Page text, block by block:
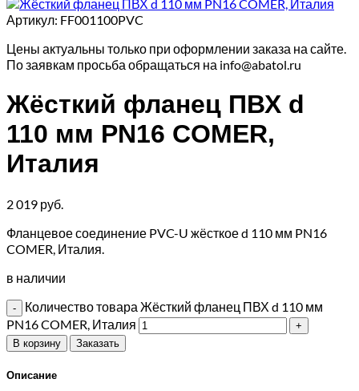
Артикул: FF001100PVC
Цены актуальны только при оформлении заказа на сайте.
По заявкам просьба обращаться на info@abatol.ru
Жёсткий фланец ПВХ d
110 мм PN16 COMER,
Италия
2 019 руб.
Фланцевое соединение PVC-U жёсткое d 110 мм PN16
COMER, Италия.
в наличии
Количество товара Жёсткий фланец ПВХ d 110 мм
PN16 COMER, Италия
В корзину Заказать
Описание